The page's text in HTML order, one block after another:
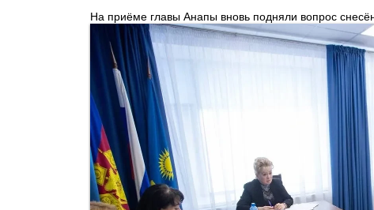
На приёме главы Анапы вновь подняли вопрос